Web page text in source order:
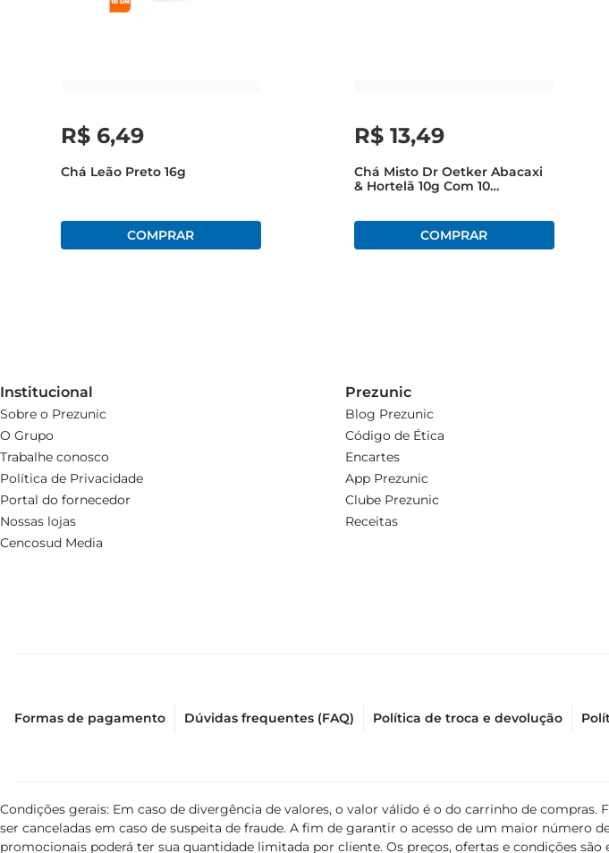
R$ 6,49
Chá Leão Preto 16g
R$ 13,49
Chá Misto Dr Oetker Abacaxi
& Hortelã 10g Com 10
Institucional
Sobre o Prezunic
O Grupo
Trabalhe conosco
Política de Privacidade
Portal do fornecedor
Nossas lojas
Cencosud Media
Prezunic
Blog Prezunic
Código de Ética
Encartes
App Prezunic
Clube Prezunic
Receitas
Formas de pagamento Dúvidas frequentes (FAQ) Política de troca e devolução
Condições gerais: Em caso de divergência de valores, o valor válido é o do carrinho de
ser canceladas em caso de suspeita de fraude. A fim de garantir o acesso de um maior número
promocionais poderá ter sua quantidade limitada por cliente. Os preços, ofertas e condições